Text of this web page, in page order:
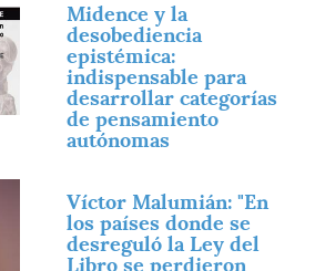
Midence y la
desobediencia
epistémica:
indispensable para
desarrollar categorías
de pensamiento
autónomas
Víctor Malumián: "En
los países donde se
desreguló la Ley del
Libro se perdieron